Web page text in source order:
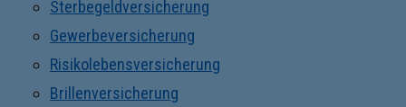
Sterbegeldversicherung
Gewerbeversicherung
Risikolebensversicherung
Brillenversicherung